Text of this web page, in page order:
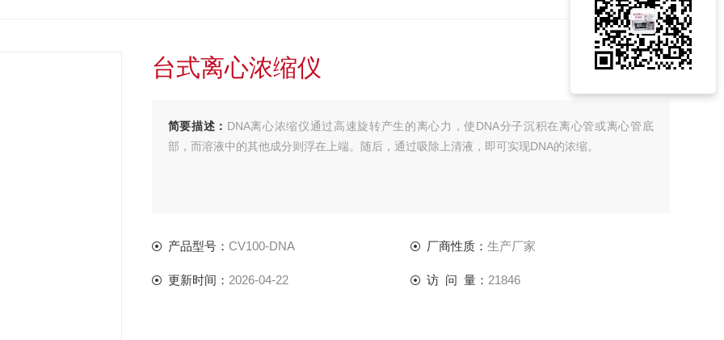
台式离心浓缩仪
简要描述： DNA离心浓缩仪通过高速旋转产生的离心力，使DNA分子沉积在离心管或离心管底
部，而溶液中的其他成分则浮在上端。随后，通过吸除上清液，即可实现DNA的浓缩。
产品型号： CV100-DNA 厂商性质：生产厂家
更新时间： 2026-04-22 访 问 量： 21846